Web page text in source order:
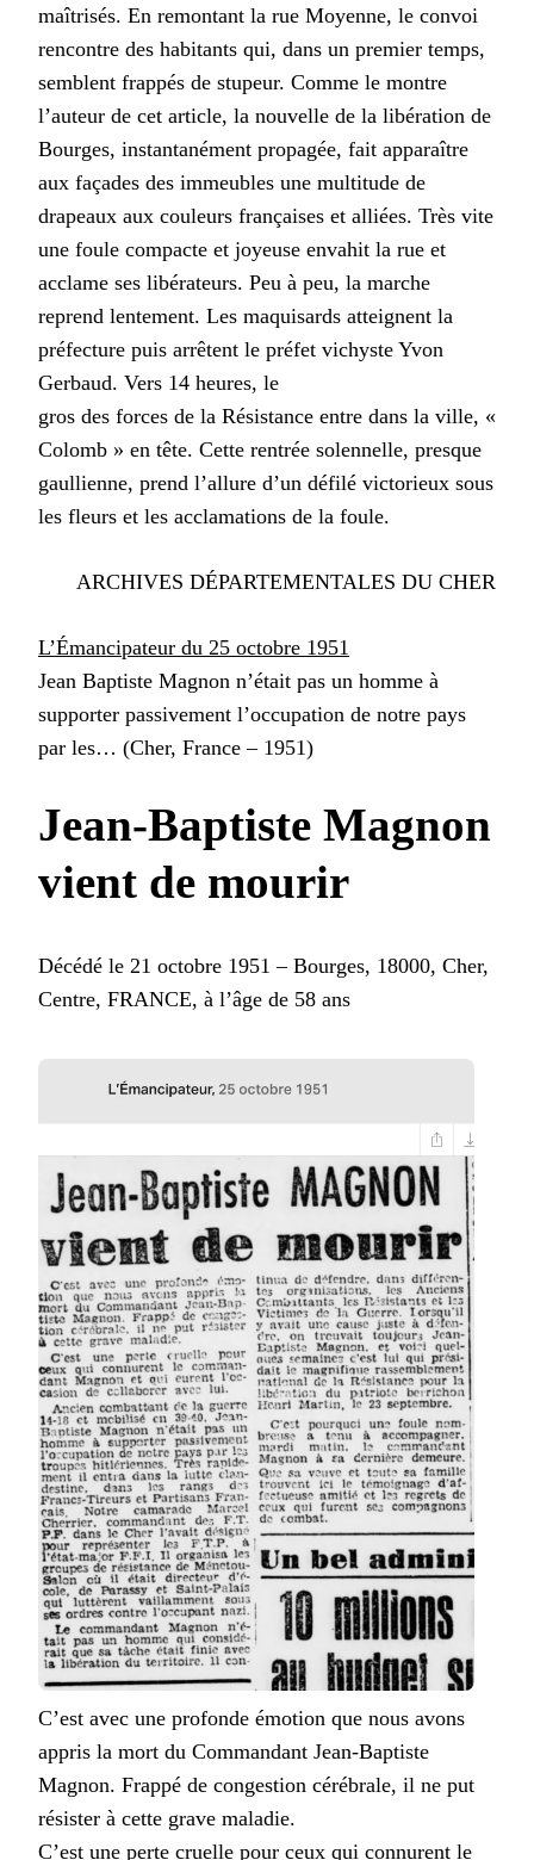
maîtrisés. En remontant la rue Moyenne, le convoi
rencontre des habitants qui, dans un premier temps,
semblent frappés de stupeur. Comme le montre
l’auteur de cet article, la nouvelle de la libération de
Bourges, instantanément propagée, fait apparaître
aux façades des immeubles une multitude de
drapeaux aux couleurs françaises et alliées. Très vite
une foule compacte et joyeuse envahit la rue et
acclame ses libérateurs. Peu à peu, la marche
reprend lentement. Les maquisards atteignent la
préfecture puis arrêtent le préfet vichyste Yvon
Gerbaud. Vers 14 heures, le
gros des forces de la Résistance entre dans la ville, «
Colomb » en tête. Cette rentrée solennelle, presque
gaullienne, prend l’allure d’un défilé victorieux sous
les fleurs et les acclamations de la foule.
ARCHIVES DÉPARTEMENTALES DU CHER
L’Émancipateur du 25 octobre 1951
Jean Baptiste Magnon n’était pas un homme à
supporter passivement l’occupation de notre pays
par les… (Cher, France – 1951)
Jean-Baptiste Magnon
vient de mourir
Décédé le 21 octobre 1951 – Bourges, 18000, Cher,
Centre, FRANCE, à l’âge de 58 ans
C’est avec une profonde émotion que nous avons
appris la mort du Commandant Jean-Baptiste
Magnon. Frappé de congestion cérébrale, il ne put
résister à cette grave maladie.
C’est une perte cruelle pour ceux qui connurent le